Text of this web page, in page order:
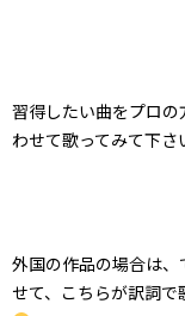
習得したい曲をプロ
わせて歌ってみて下さ
外国の作品の場合は
せて、こちらが訳詞